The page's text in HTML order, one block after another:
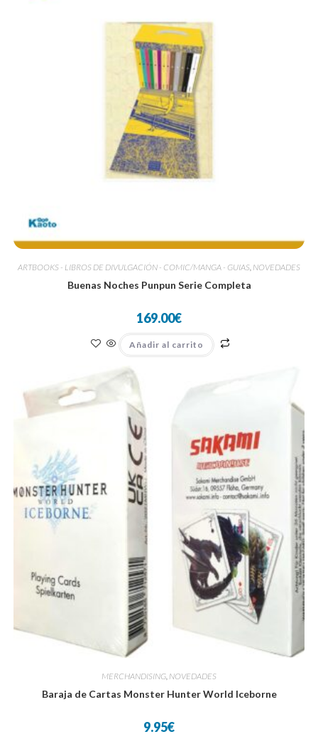
ARTBOOKS - LIBROS DE DIVULGACIÓN - COMIC/MANGA - GUIAS NOVEDADES
Buenas Noches Punpun Serie Completa
169.00€
Añadir al carrito
MERCHANDISING, NOVEDADES
Baraja de Cartas Monster Hunter World Iceborne
9.95€